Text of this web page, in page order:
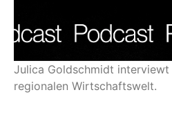
Julica Goldschmidt interviewt
regionalen Wirtschaftswelt.